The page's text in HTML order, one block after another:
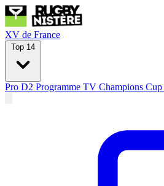
XV de France
Top 14
Pro D2 Programme TV Champions Cup